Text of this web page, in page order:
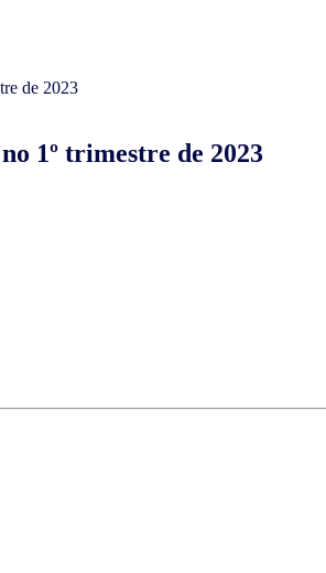
1º trimestre de 2023